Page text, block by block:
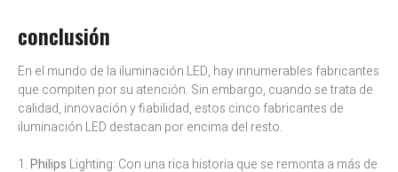
conclusión
En el mundo de la iluminación LED, hay innumerables fabricantes
que compiten por su atención. Sin embargo, cuando se trata de
calidad, innovación y fiabilidad, estos cinco fabricantes de
iluminación LED destacan por encima del resto.
1.Philips Lighting: Con una rica historia que se remonta a más de